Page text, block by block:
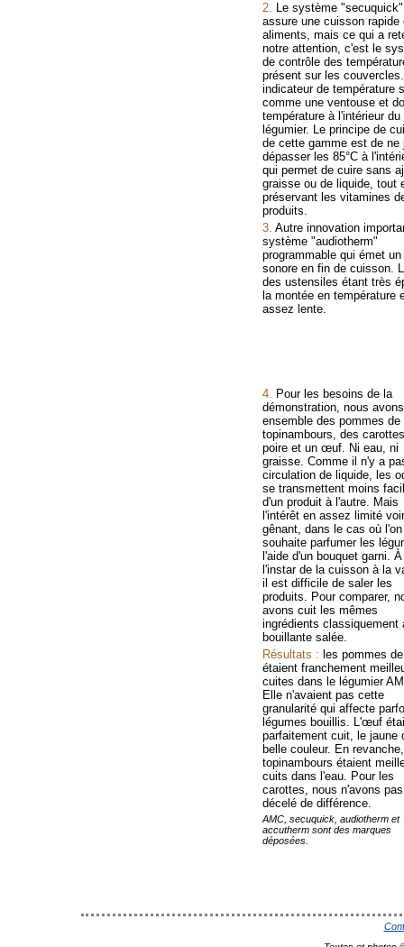
2. Le système "secuquick"
assure une cuisson rapide
aliments, mais ce qui a
notre attention, c'est le
de contrôle des
présent sur les
indicateur de température
comme une ventouse et
température à l'intérieur du
légumier. Le principe de
de cette gamme est de ne
dépasser les 85°C à
qui permet de cuire sans
graisse ou de liquide, tout
préservant les vitamines
produits.
3. Autre innovation
système "audiotherm"
programmable qui émet
sonore en fin de cuisson.
des ustensiles étant très
la montée en température
assez lente.
4. Pour les besoins de la
démonstration, nous
ensemble des pommes de
topinambours, des
poire et un œuf. Ni eau, ni
graisse. Comme il n'y a
circulation de liquide, les
se transmettent moins
d'un produit à l'autre. Mais
l'intérêt en assez limité
gênant, dans le cas où l'on
souhaite parfumer les
l'aide d'un bouquet garni. À
l'instar de la cuisson à la
il est difficile de saler les
produits. Pour comparer,
avons cuit les mêmes
ingrédients classiquement
bouillante salée.
Résultats : les pommes
étaient franchement
cuites dans le légumier
Elle n'avaient pas cette
granularité qui affecte
légumes bouillis. L'œuf
parfaitement cuit, le jaune
belle couleur. En
topinambours étaient
cuits dans l'eau. Pour les
carottes, nous n'avons pas
décelé de différence.
AMC, secuquick, audiotherm et
accutherm sont des marques
déposées.